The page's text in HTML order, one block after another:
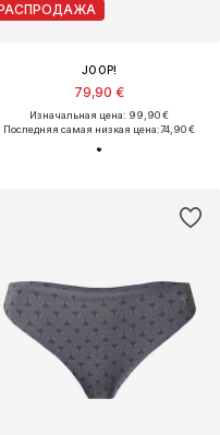
JOOP!
79,90 €
Изначальная цена: 99,90 €
Последняя самая низкая цена:74,90 €